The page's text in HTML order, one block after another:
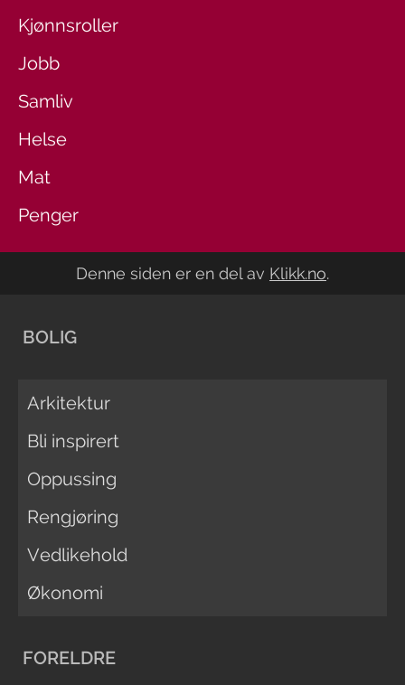
Kjønnsroller
Jobb
Samliv
Helse
Mat
Penger
Denne siden er en del av Klikk.no.
BOLIG
Arkitektur
Bli inspirert
Oppussing
Rengjøring
Vedlikehold
Økonomi
FORELDRE